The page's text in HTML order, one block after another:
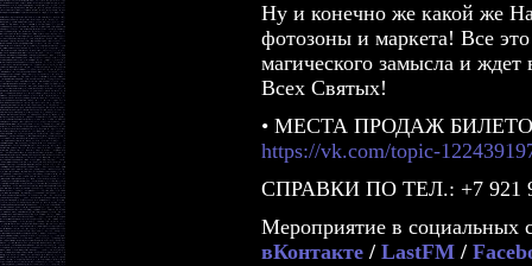
Ну и конечно же какой же
фотозоны и маркета! Все
магического замысла и
Всех Святых!
• МЕСТА ПРОДАЖ
https://vk.com/topic-
СПРАВКИ ПО ТЕЛ.: +7 921
Мероприятие в социальных
вКонтакте / LastFM /